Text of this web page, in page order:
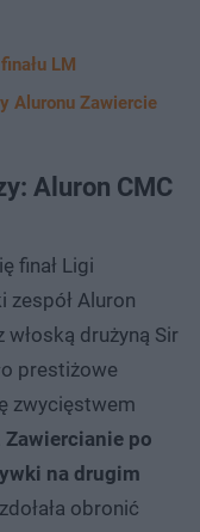
LM
Aluronu Zawiercie
Aluron CMC
finał Ligi
Aluron
włoską drużyną Sir
prestiżowe
zwycięstwem
Zawiercianie po
na drugim
obronić